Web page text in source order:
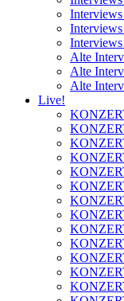
Alte
Alte
Alte
Live!